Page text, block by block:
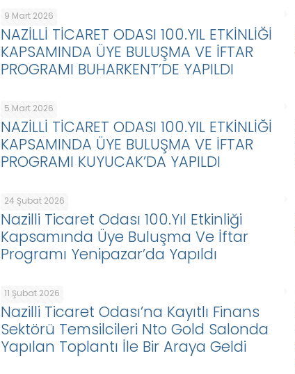
9 Mart 2026
NAZİLLİ TİCARET ODASI 100.YIL ETKİNLİĞİ
KAPSAMINDA ÜYE BULUŞMA VE İFTAR
PROGRAMI BUHARKENT’DE YAPILDI
5 Mart 2026
NAZİLLİ TİCARET ODASI 100.YIL ETKİNLİĞİ
KAPSAMINDA ÜYE BULUŞMA VE İFTAR
PROGRAMI KUYUCAK’DA YAPILDI
24 Şubat 2026
Nazilli Ticaret Odası 100.Yıl Etkinliği
Kapsamında Üye Buluşma Ve İftar
Programı Yenipazar’da Yapıldı
11 Şubat 2026
Nazilli Ticaret Odası’na Kayıtlı Finans
Sektörü Temsilcileri Nto Gold Salonda
Yapılan Toplantı İle Bir Araya Geldi